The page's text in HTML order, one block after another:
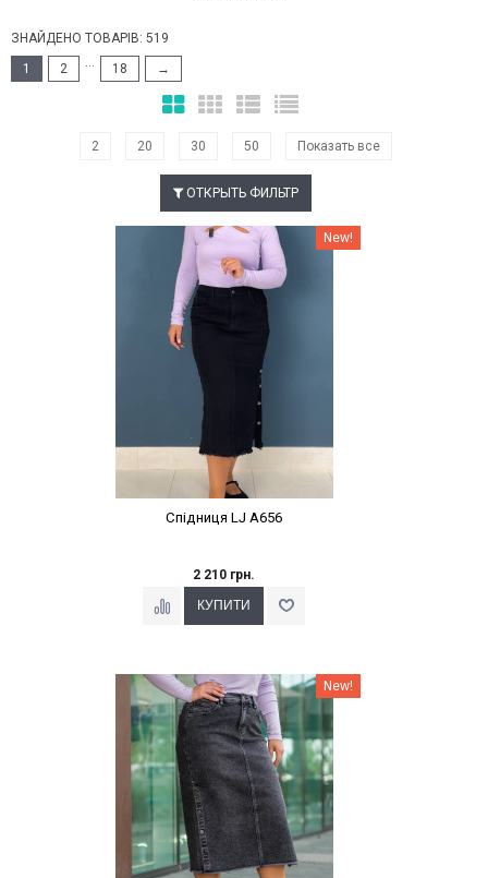
ЗНАЙДЕНО ТОВАРІВ: 519
1
2 ... 18 →
2 20 30 50 Показать все
ОТКРЫТЬ ФИЛЬТР
Наклейки Варіант з % New!
Спідниця LJ A656
2 210 грн.
Наклейки Варіант з % New!